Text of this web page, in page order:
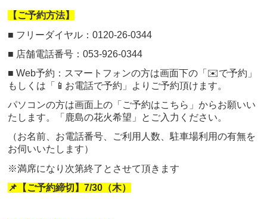
【ご予約方法】
■ フリーダイヤル：0120-26-0344
■ 店舗電話番号：053-926-0344
■ Web予約：スマートフォンの方は画面下の「✉️で予約」
もしくは「📱お電話で予約」よりご予約頂けます。
パソコンの方は画面上の「ご予約はこちら」からお願いい
たします。「鹿島の花火希望」とご入力ください。
（お名前、お電話番号、ご利用人数、駐車場利用の有無を
お伺いいたします）
※満席になり次第終了とさせて頂きます
📌【ご予約締切】7/30（木）